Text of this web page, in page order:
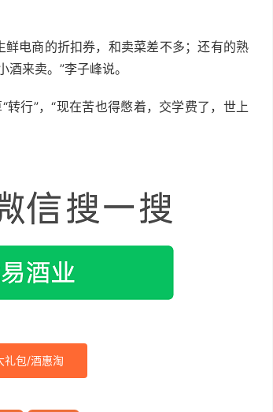
电商的折扣券，和卖菜差不多；还有的熟
来卖。”李子峰说。
行”，“现在苦也得憋着，交学费了，世上
礼包/酒惠淘